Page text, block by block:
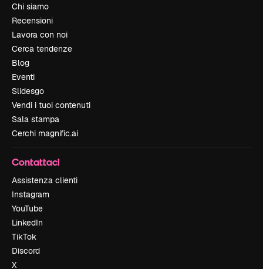
Chi siamo
Recensioni
Lavora con noi
Cerca tendenze
Blog
Eventi
Slidesgo
Vendi i tuoi contenuti
Sala stampa
Cerchi magnific.ai
Contattaci
Assistenza clienti
Instagram
YouTube
LinkedIn
TikTok
Discord
X